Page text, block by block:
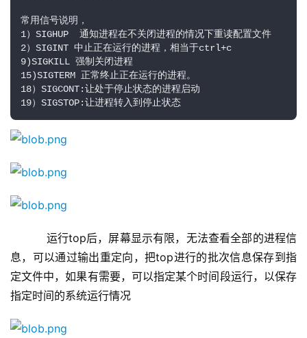
常用信号说明，
1）SIGHUP  通知进程在不关闭进程的情况下重读配置文件
2）SIGINT 中止正在运行的进程，相当于ctrl+c
9)SIGKILL 强制关闭进程
15)SIGTERM 正常终止正在运行的进程。
18）SIGCONT:让处于停止状态的进程启动
19）SIGSTOP:让进程转入到停止状态
运行top后，屏幕显示有限，无法查看全部的进程信
息，可以通过输出重定向，把top进行的批次信息保存到指
定文件中，如果有需要，可以指定某个时间段运行，以保存
指定时间的系统运行情况